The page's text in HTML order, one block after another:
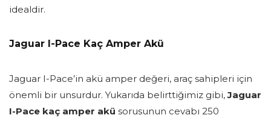
idealdir.
Jaguar I-Pace Kaç Amper Akü
Jaguar I-Pace’in akü amper değeri, araç sahipleri için
önemli bir unsurdur. Yukarıda belirttiğimiz gibi,Jaguar
I-Pace kaç amper akü sorusunun cevabı 250